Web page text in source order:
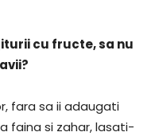
cu fructe, sa nu
fara sa ii adaugati
faina si zahar, lasati-